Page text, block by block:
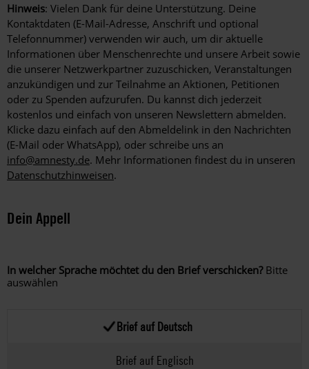
Hinweis: Vielen Dank für deine Unterstützung. Deine
Kontaktdaten (E-Mail-Adresse, Anschrift und optional
Telefonnummer) verwenden wir auch, um dir aktuelle
Informationen über Menschenrechte und unsere Arbeit sowie
die unserer Netzwerkpartner zuzuschicken, Veranstaltungen
anzukündigen und zur Teilnahme an Aktionen, Petitionen
oder zu Spenden aufzurufen. Du kannst dich jederzeit
kostenlos und einfach von unseren Newslettern abmelden.
Klicke dazu einfach auf den Abmeldelink in den Nachrichten
(E-Mail oder WhatsApp), oder schreibe uns an
info@amnesty.de. Mehr Informationen findest du in unseren
Datenschutzhinweisen.
Dein Appell
In welcher Sprache möchtet du den Brief verschicken? Bitte
auswählen
Brief auf Deutsch
Brief auf Englisch